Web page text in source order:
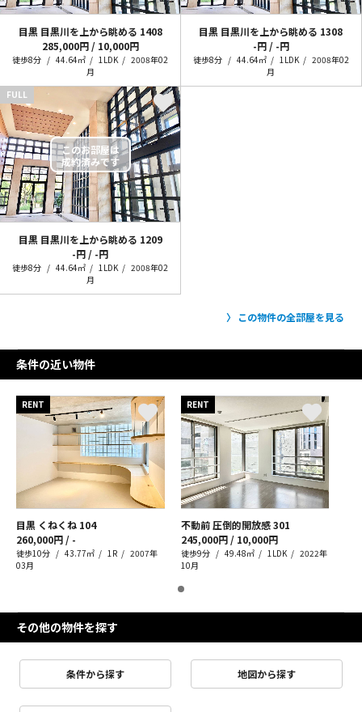
目黒 目黒川を上から眺める 1408
285,000円 / 10,000円
徒歩8分 44.64㎡ 1LDK
2008年02
月
目黒 目黒川を上から眺める 1308
-円 / -円
徒歩8分 44.64㎡ 1LDK
2008年02
月
FULL
目黒 目黒川を上から眺める 1209
-円 / -円
徒歩8分 44.64㎡ 1LDK
2008年02
月
この物件の全部屋を見る
条件の近い物件
RENT
目黒 くねくね 104
260,000円 / -
徒歩10分 43.77㎡ 1R
2007年
03月
RENT
不動前 圧倒的開放感301
245,000円 / 10,000円
徒歩9分 49.48㎡ 1LDK
2022年
10月
その他の物件を探す
条件から探す 地図から探す